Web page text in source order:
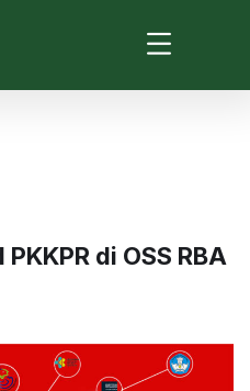
di OSS RBA